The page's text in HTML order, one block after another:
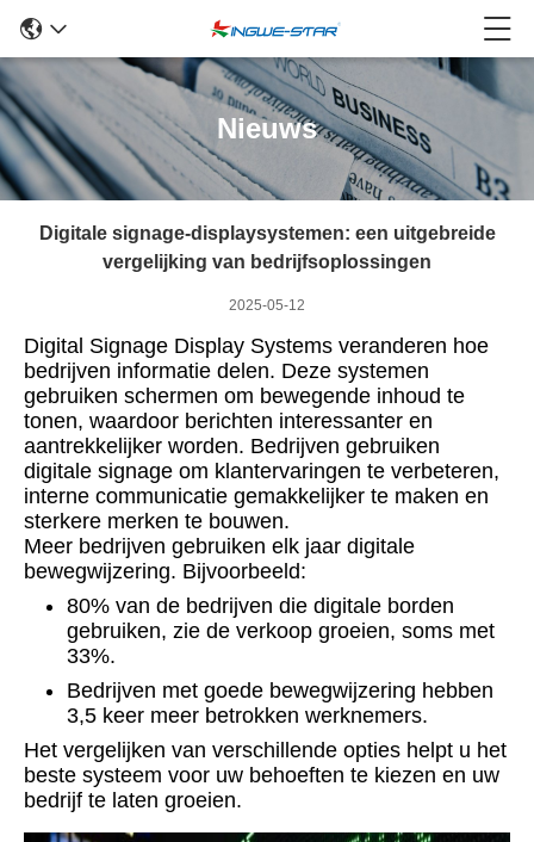
Nieuws
Digitale signage-displaysystemen: een uitgebreide
vergelijking van bedrijfsoplossingen
2025-05-12
Digital Signage Display Systems veranderen hoe
bedrijven informatie delen. Deze systemen
gebruiken schermen om bewegende inhoud te
tonen, waardoor berichten interessanter en
aantrekkelijker worden. Bedrijven gebruiken
digitale signage om klantervaringen te verbeteren,
interne communicatie gemakkelijker te maken en
sterkere merken te bouwen.
Meer bedrijven gebruiken elk jaar digitale
bewegwijzering. Bijvoorbeeld:
80% van de bedrijven die digitale borden
gebruiken, zie de verkoop groeien, soms met
33%.
Bedrijven met goede bewegwijzering hebben
3,5 keer meer betrokken werknemers.
Het vergelijken van verschillende opties helpt u het
beste systeem voor uw behoeften te kiezen en uw
bedrijf te laten groeien.